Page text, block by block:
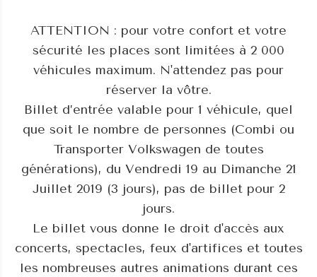
ATTENTION : pour votre confort et votre
sécurité les places sont limitées à 2 000
véhicules maximum. N'attendez pas pour
réserver la vôtre.
Billet d’entrée valable pour 1 véhicule, quel
que soit le nombre de personnes (Combi ou
Transporter Volkswagen de toutes
générations), du Vendredi 19 au Dimanche 21
Juillet 2019 (3 jours), pas de billet pour 2
jours.
Le billet vous donne le droit d'accès aux
concerts, spectacles, feux d'artifices et toutes
les nombreuses autres animations durant ces